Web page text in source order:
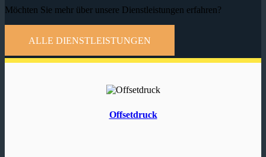
Möchten Sie mehr über unsere Dienstleistungen erfahren?
ALLE DIENSTLEISTUNGEN
Offsetdruck